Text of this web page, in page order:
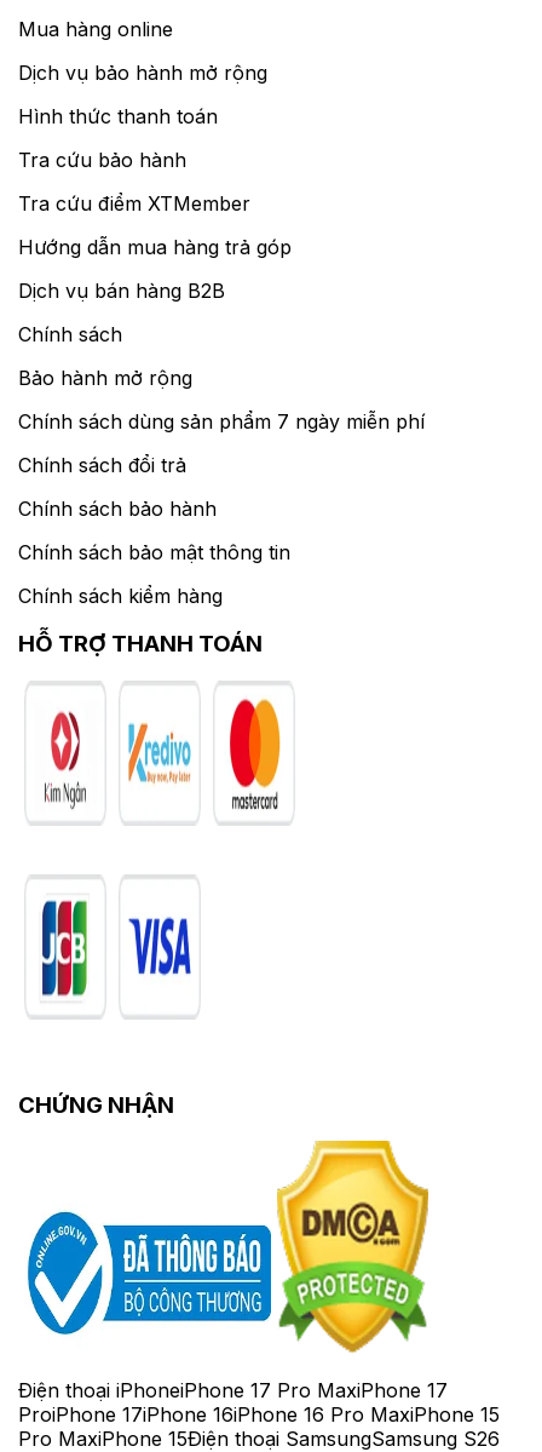
Mua hàng online
Dịch vụ bảo hành mở rộng
Hình thức thanh toán
Tra cứu bảo hành
Tra cứu điểm XTMember
Hướng dẫn mua hàng trả góp
Dịch vụ bán hàng B2B
Chính sách
Bảo hành mở rộng
Chính sách dùng sản phẩm 7 ngày miễn phí
Chính sách đổi trả
Chính sách bảo hành
Chính sách bảo mật thông tin
Chính sách kiểm hàng
HỖ TRỢ THANH TOÁN
CHỨNG NHẬN
Điện thoại iPhoneiPhone 17 Pro MaxiPhone 17
ProiPhone 17iPhone 16iPhone 16 Pro MaxiPhone 15
Pro MaxiPhone 15Điện thoại SamsungSamsung S26